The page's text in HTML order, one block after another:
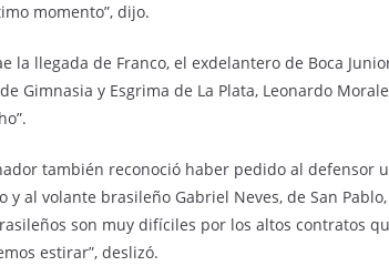
momento”, dijo.
la llegada de Franco, el exdelantero de Boca
Gimnasia y Esgrima de La Plata, Leonardo
también reconoció haber pedido al defensor
y al volante brasileño Gabriel Neves, de San
son muy difíciles por los altos contratos
estirar”, deslizó.